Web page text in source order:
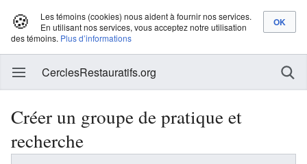
🍪
Les témoins (cookies) nous aident à fournir nos services.
En utilisant nos services, vous acceptez notre utilisation
des témoins. Plus d’informations
CerclesRestauratifs.org
Créer un groupe de pratique et
recherche